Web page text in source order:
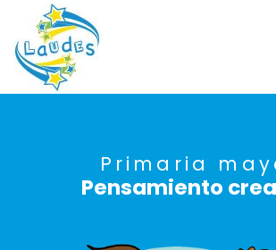
Primaria
Pensamiento